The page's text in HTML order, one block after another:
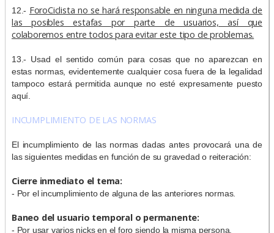
12.- ForoCiclista no se hará responsable en ninguna medida de
las posibles estafas por parte de usuarios, así que
colaboremos entre todos para evitar este tipo de problemas.
13.- Usad el sentido común para cosas que no aparezcan en
estas normas, evidentemente cualquier cosa fuera de la legalidad
tampoco estará permitida aunque no esté expresamente puesto
aquí.
INCUMPLIMIENTO DE LAS NORMAS
El incumplimiento de las normas dadas antes provocará una de
las siguientes medidas en función de su gravedad o reiteración:
Cierre inmediato el tema:
- Por el incumplimiento de alguna de las anteriores normas.
Baneo del usuario temporal o permanente:
- Por usar varios nicks en el foro siendo la misma persona.